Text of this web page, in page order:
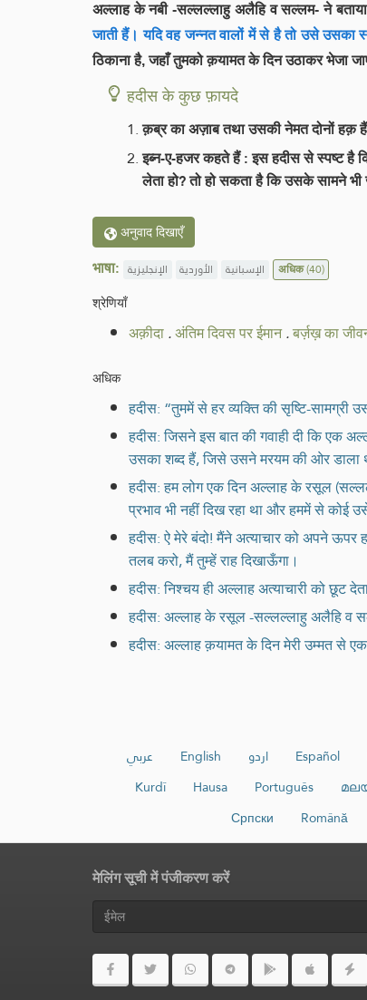
अल्लाह के नबी -सल्लल्लाहु अलैहि व सल्लम- ने
जाती हैं। यदि वह जन्नत वालों में से है तो उसे उसका
ठिकाना है, जहाँ तुमको क़यामत के दिन उठाकर भेजा
हदीस के कुछ फ़ायदे
क़ब्र का अज़ाब तथा उसकी नेमत दोनों हक़
इब्न-ए-हजर कहते हैं : इस हदीस से स्पष्ट है
लेता हो? तो हो सकता है कि उसके सामने
अनुवाद दिखाएँ
भाषा: الإنجليزية الأوردية الإسبانية अधिक(40)
श्रेणियाँ
अक़ीदा.अंतिम दिवस पर ईमान.बर्ज़ख़ का
अधिक
हदीस: “तुममें से हर व्यक्ति की सृष्टि-सामग्री
हदीस: जिसने इस बात की गवाही दी कि एक
उसका शब्द हैं, जिसे उसने मरयम की ओर
हदीस: हम लोग एक दिन अल्लाह के रसूल
प्रभाव भी नहीं दिख रहा था और हममें से कोई
हदीस: ऐ मेरे बंदो! मैंने अत्याचार को अपने ऊपर
तलब करो, मैं तुम्हें राह दिखाऊँगा।
हदीस: निश्चय ही अल्लाह अत्याचारी को छूट
हदीस: अल्लाह के रसूल -सल्लल्लाहु अलैहि व
हदीस: अल्लाह क़यामत के दिन मेरी उम्मत से
عربي English اردو Español
Kurdî
Hausa Português
Српски
Română
मेलिंग सूची में पंजीकरण करें